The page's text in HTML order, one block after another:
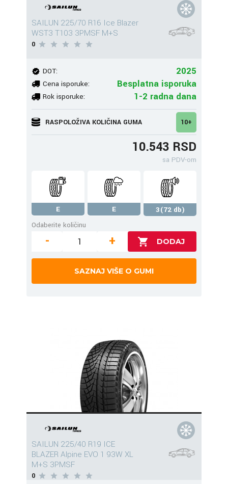
SAILUN 225/70 R16 Ice Blazer
WST3 T103 3PMSF M+S
0
DOT: 2025
Cena isporuke: Besplatna isporuka
Rok isporuke: 1-2 radna dana
RASPOLOŽIVA KOLIČINA GUMA 10+
10.543 RSD
sa PDV-om
E E
3(72 db)
Odaberite količinu
- +
SAZNAJ VIŠE O GUMI
SAILUN 225/40 R19 ICE
BLAZER Alpine EVO 1 93W XL
M+S 3PMSF
0